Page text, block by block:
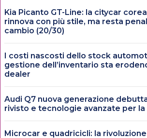
Kia Picanto GT-Line: la citycar
rinnova con più stile, ma resta
cambio (20/30)
I costi nascosti dello stock
gestione dell’inventario sta
dealer
Audi Q7 nuova generazione
rivisto e tecnologie avanzate per
Microcar e quadricicli: la